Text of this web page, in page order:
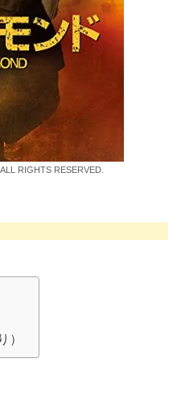
RIGHTS RESERVED.
）